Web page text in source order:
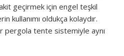
geçirmek için engel teşkil
kullanımı oldukça kolaydır.
pergola tente sistemiyle aynı